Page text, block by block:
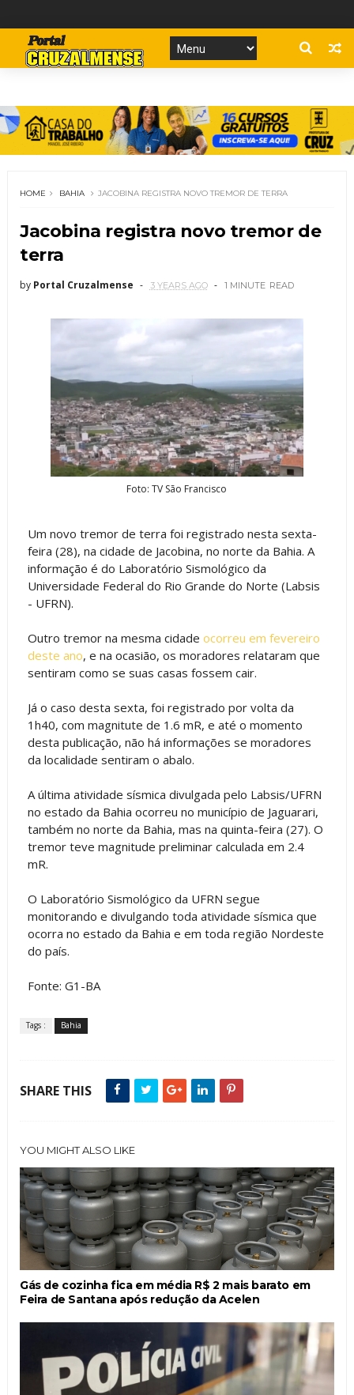
HOME BAHIA JACOBINA REGISTRA NOVO TREMOR DE TERRA
Jacobina registra novo tremor de
terra
by Portal Cruzalmense 3 YEARS AGO 1 MINUTE READ
Foto: TV São Francisco
Um novo tremor de terra foi registrado nesta sexta-
feira (28), na cidade de Jacobina, no norte da Bahia. A
informação é do Laboratório Sismológico da
Universidade Federal do Rio Grande do Norte (Labsis
- UFRN).
Outro tremor na mesma cidade ocorreu em fevereiro
deste ano, e na ocasião, os moradores relataram que
sentiram como se suas casas fossem cair.
Já o caso desta sexta, foi registrado por volta da
1h40, com magnitute de 1.6 mR, e até o momento
desta publicação, não há informações se moradores
da localidade sentiram o abalo.
A última atividade sísmica divulgada pelo Labsis/UFRN
no estado da Bahia ocorreu no município de Jaguarari,
também no norte da Bahia, mas na quinta-feira (27). O
tremor teve magnitude preliminar calculada em 2.4
mR.
O Laboratório Sismológico da UFRN segue
monitorando e divulgando toda atividade sísmica que
ocorra no estado da Bahia e em toda região Nordeste
do país.
Fonte: G1-BA
Tags : Bahia
SHARE THIS
YOU MIGHT ALSO LIKE
Gás de cozinha fica em média R$ 2 mais barato em
Feira de Santana após redução da Acelen